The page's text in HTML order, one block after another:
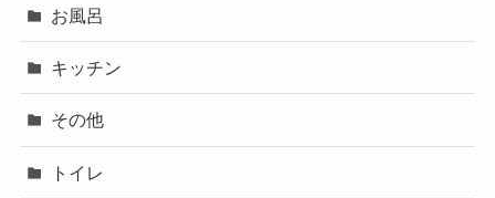
お風呂
キッチン
その他
トイレ